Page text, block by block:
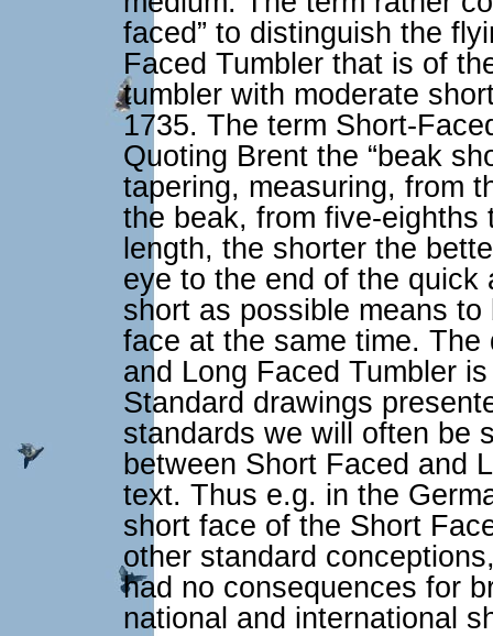
faced” to distinguish the
Faced Tumbler that is of
tumbler with moderate
1735. The term Short-
Quoting Brent the “beak
tapering, measuring, from
the beak, from five-
length, the shorter the
eye to the end of the
short as possible means
face at the same time.
and Long Faced Tumbler
Standard drawings
standards we will often be
between Short Faced and
text. Thus e.g. in the
short face of the Short
other standard
had no consequences for
national and international